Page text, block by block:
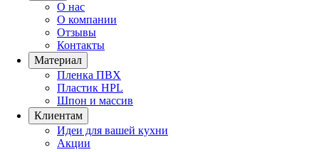
О нас
О компании
Отзывы
Контакты
Материал
Пленка ПВХ
Пластик HPL
Шпон и массив
Клиентам
Идеи для вашей кухни
Акции